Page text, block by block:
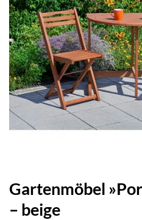
Gartenmöbel
– beige